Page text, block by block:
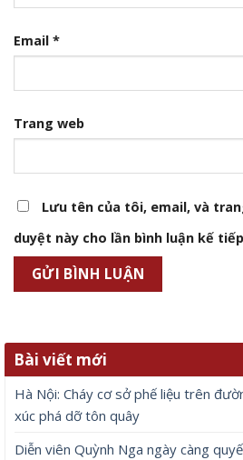
Email *
Trang web
Lưu tên của tôi, email, và
duyệt này cho lần bình luận kế
Bài viết mới
Hà Nội: Cháy cơ sở phế liệu trên
xúc phá dỡ tôn quây
Diễn viên Quỳnh Nga ngày càng